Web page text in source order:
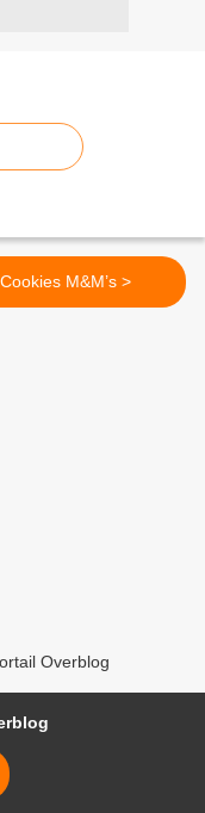
Cookies M&M’s >
Overblog